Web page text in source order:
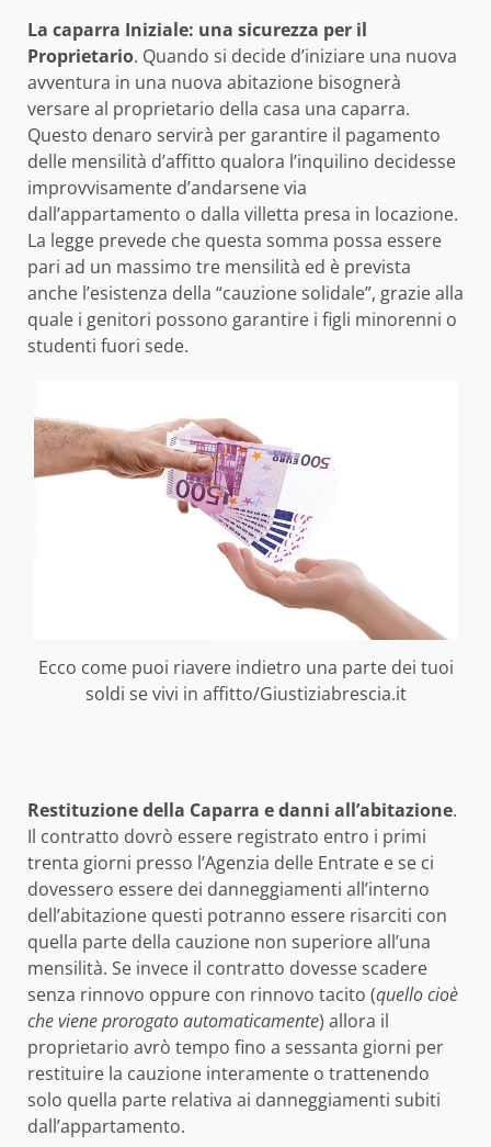
La caparra Iniziale: una sicurezza per il
Proprietario. Quando si decide d’iniziare una nuova
avventura in una nuova abitazione bisognerà
versare al proprietario della casa una caparra.
Questo denaro servirà per garantire il pagamento
delle mensilità d’affitto qualora l’inquilino decidesse
improvvisamente d’andarsene via
dall’appartamento o dalla villetta presa in locazione.
La legge prevede che questa somma possa essere
pari ad un massimo tre mensilità ed è prevista
anche l’esistenza della “cauzione solidale”, grazie alla
quale i genitori possono garantire i figli minorenni o
studenti fuori sede.
Ecco come puoi riavere indietro una parte dei tuoi
soldi se vivi in affitto/Giustiziabrescia.it
Restituzione della Caparra e danni all’abitazione.
Il contratto dovrò essere registrato entro i primi
trenta giorni presso l’Agenzia delle Entrate e se ci
dovessero essere dei danneggiamenti all’interno
dell’abitazione questi potranno essere risarciti con
quella parte della cauzione non superiore all’una
mensilità. Se invece il contratto dovesse scadere
senza rinnovo oppure con rinnovo tacito (quello cioè
che viene prorogato automaticamente) allora il
proprietario avrò tempo fino a sessanta giorni per
restituire la cauzione interamente o trattenendo
solo quella parte relativa ai danneggiamenti subiti
dall’appartamento.